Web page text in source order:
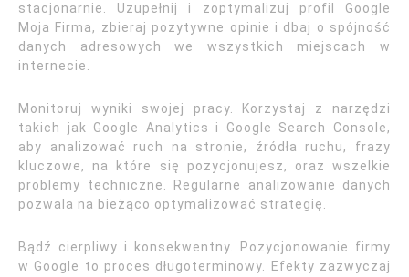
stacjonarnie. Uzupełnij i zoptymalizuj profil Google
Moja Firma, zbieraj pozytywne opinie i dbaj o spójność
danych adresowych we wszystkich miejscach w
internecie.
Monitoruj wyniki swojej pracy. Korzystaj z narzędzi
takich jak Google Analytics i Google Search Console,
aby analizować ruch na stronie, źródła ruchu, frazy
kluczowe, na które się pozycjonujesz, oraz wszelkie
problemy techniczne. Regularne analizowanie danych
pozwala na bieżąco optymalizować strategię.
Bądź cierpliwy i konsekwentny. Pozycjonowanie firmy
w Google to proces długoterminowy. Efekty zazwyczaj